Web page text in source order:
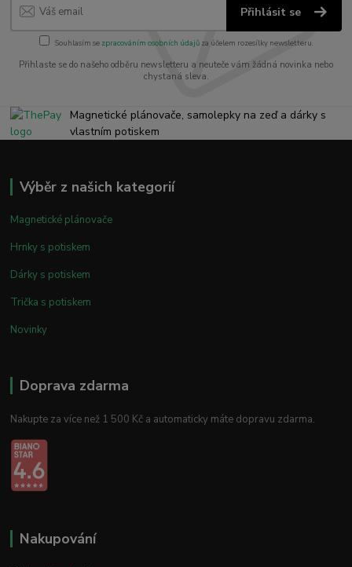
Přihlásit se
Souhlasím se zpracováním osobních údajůza účelem rozesílky newsletteru.
Přihlaste se do našeho odběru newsletteru a neuteče vám žádná novinka nebo
chystaná sleva.
Magnetické plánovače, samolepky na zeď a dárky s
vlastním potiskem
Výběr z našich kategorií
Magnetické plánovače
Hrnky s potiskem
Dárky s potiskem
Trička s potiskem
Novinky
Doprava zdarma
Nakupte za více než 1 500 Kč a automaticky máte dopravu zdarma.
Nakupování